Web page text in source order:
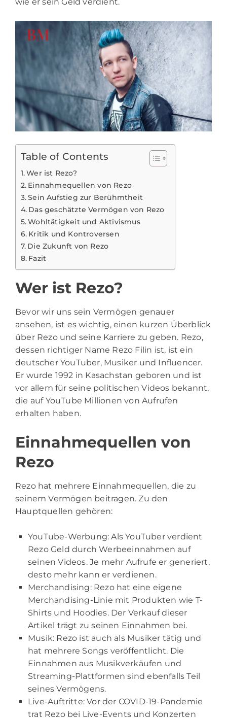
Table of Contents
Wer ist Rezo?
Einnahmequellen von Rezo
Sein Aufstieg zur Berühmtheit
Das geschätzte Vermögen von Rezo
Wohltätigkeit und Aktivismus
Kritik und Kontroversen
Die Zukunft von Rezo
Fazit
Wer ist Rezo?
Bevor wir uns sein Vermögen genauer
ansehen, ist es wichtig, einen kurzen Überblick
über Rezo und seine Karriere zu geben. Rezo,
dessen richtiger Name Rezo Filin ist, ist ein
deutscher YouTuber, Musiker und Influencer.
Er wurde 1992 in Kasachstan geboren und ist
vor allem für seine politischen Videos bekannt,
die auf YouTube Millionen von Aufrufen
erhalten haben.
Einnahmequellen von
Rezo
Rezo hat mehrere Einnahmequellen, die zu
seinem Vermögen beitragen. Zu den
Hauptquellen gehören:
YouTube-Werbung: Als YouTuber verdient
Rezo Geld durch Werbeeinnahmen auf
seinen Videos. Je mehr Aufrufe er generiert,
desto mehr kann er verdienen.
Merchandising: Rezo hat eine eigene
Merchandising-Linie mit Produkten wie T-
Shirts und Hoodies. Der Verkauf dieser
Artikel trägt zu seinen Einnahmen bei.
Musik: Rezo ist auch als Musiker tätig und
hat mehrere Songs veröffentlicht. Die
Einnahmen aus Musikverkäufen und
Streaming-Plattformen sind ebenfalls Teil
seines Vermögens.
Live-Auftritte: Vor der COVID-19-Pandemie
trat Rezo bei Live-Events und Konzerten